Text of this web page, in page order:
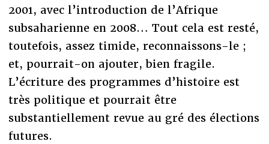
2001, avec l’introduction de l’Afrique
subsaharienne en 2008… Tout cela est resté,
toutefois, assez timide, reconnaissons-le ;
et, pourrait-on ajouter, bien fragile.
L’écriture des programmes d’histoire est
très politique et pourrait être
substantiellement revue au gré des élections
futures.